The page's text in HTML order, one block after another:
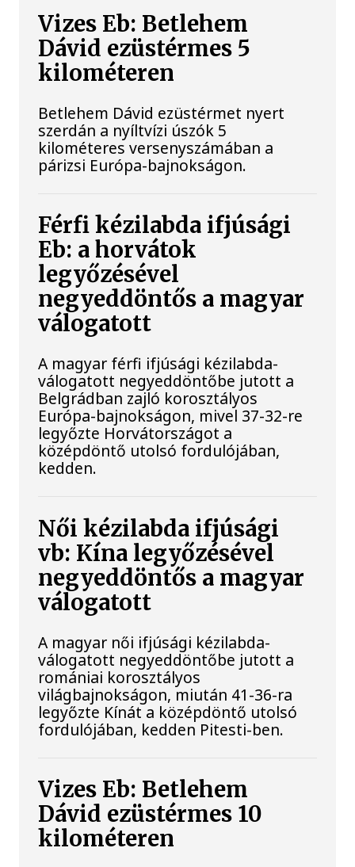
Vizes Eb: Betlehem
Dávid ezüstérmes 5
kilométeren
Betlehem Dávid ezüstérmet nyert
szerdán a nyíltvízi úszók 5
kilométeres versenyszámában a
párizsi Európa-bajnokságon.
Férfi kézilabda ifjúsági
Eb: a horvátok
legyőzésével
negyeddöntős a magyar
válogatott
A magyar férfi ifjúsági kézilabda-
válogatott negyeddöntőbe jutott a
Belgrádban zajló korosztályos
Európa-bajnokságon, mivel 37-32-re
legyőzte Horvátországot a
középdöntő utolsó fordulójában,
kedden.
Női kézilabda ifjúsági
vb: Kína legyőzésével
negyeddöntős a magyar
válogatott
A magyar női ifjúsági kézilabda-
válogatott negyeddöntőbe jutott a
romániai korosztályos
világbajnokságon, miután 41-36-ra
legyőzte Kínát a középdöntő utolsó
fordulójában, kedden Pitesti-ben.
Vizes Eb: Betlehem
Dávid ezüstérmes 10
kilométeren